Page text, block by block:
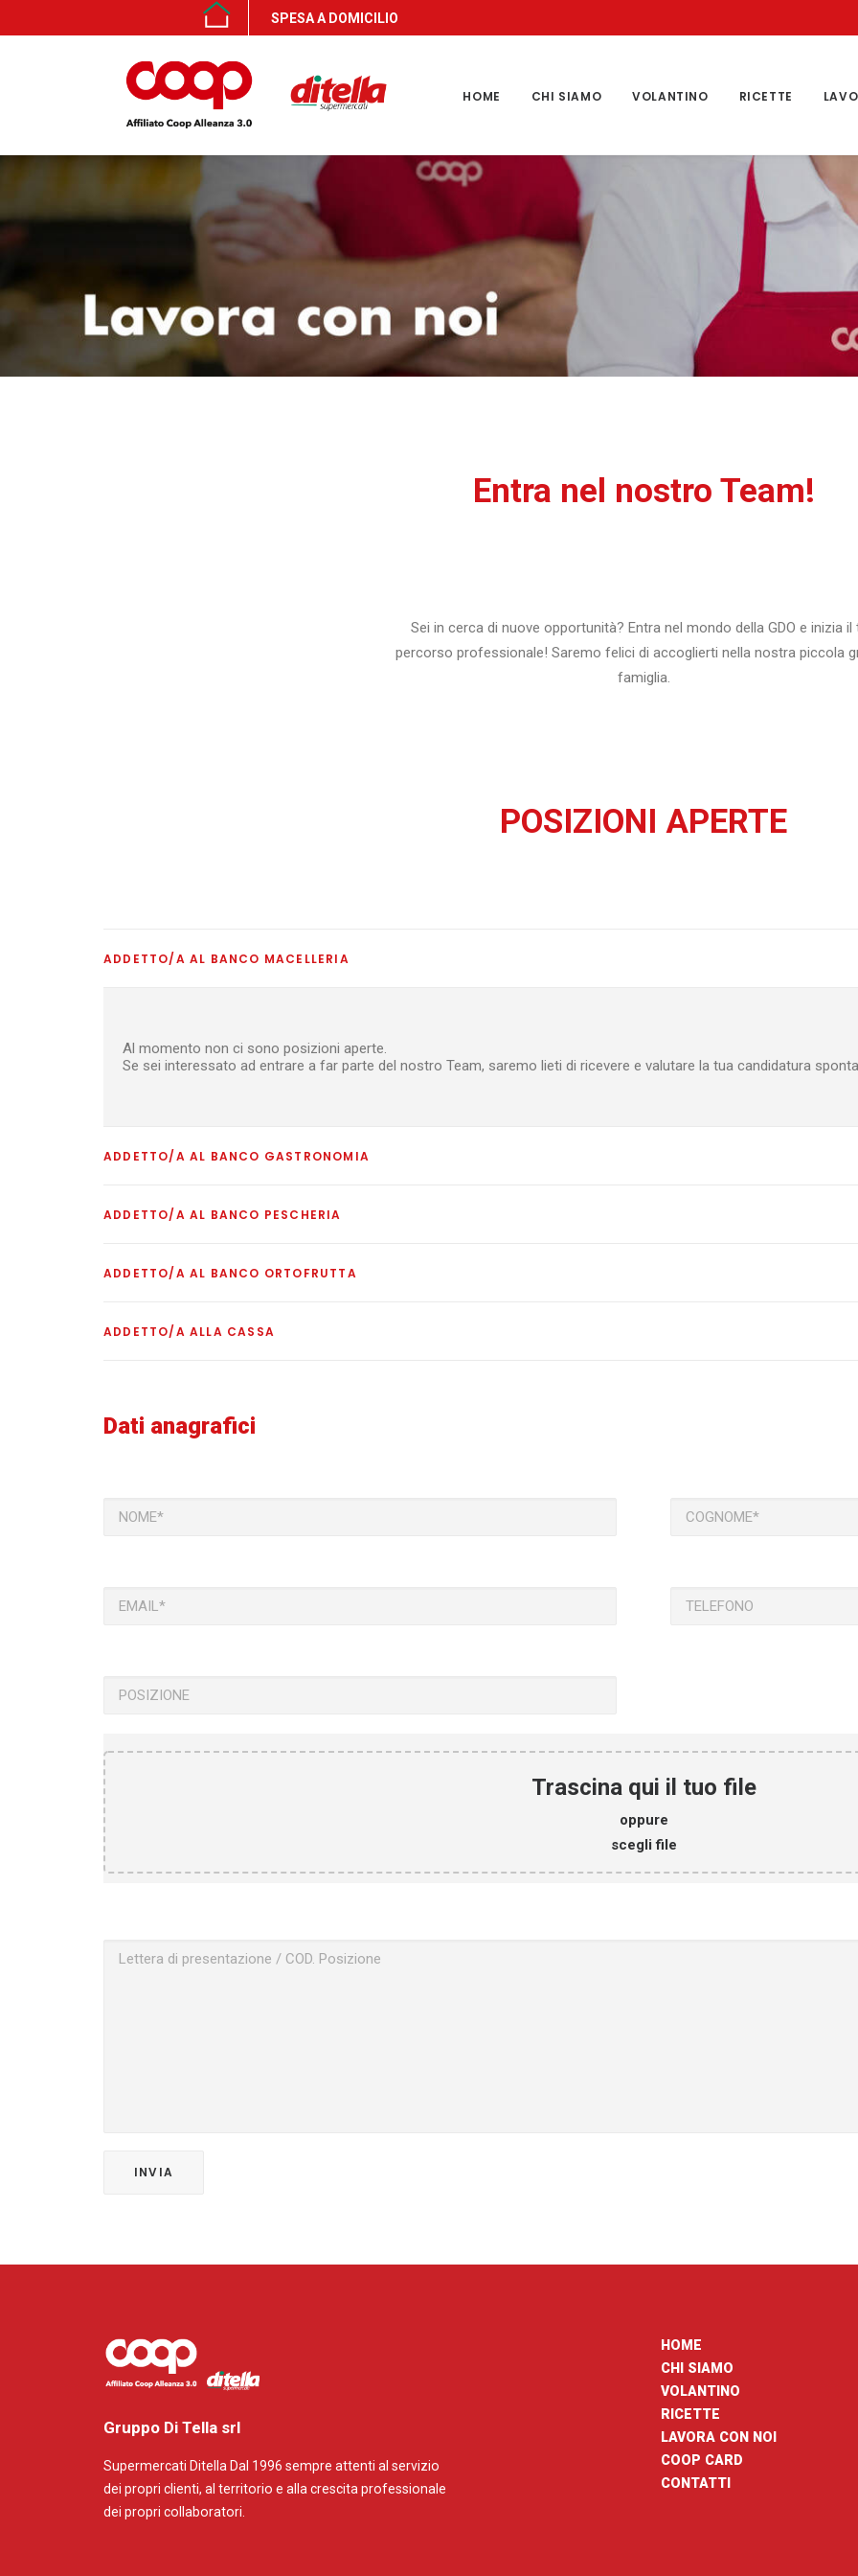
SPESA A DOMICILIO
HOME CHI SIAMO VOLANTINO RICETTE
Entra nel nostro Team!
Sei in cerca di nuove opportunità? Entra nel mondo della GDO e inizia il
percorso professionale! Saremo felici di accoglierti nella nostra piccola
famiglia.
POSIZIONI APERTE
ADDETTO/A AL BANCO MACELLERIA
Al momento non ci sono posizioni aperte.
Se sei interessato ad entrare a far parte del nostro Team, saremo lieti di ricevere e valutare la tua candidatura
ADDETTO/A AL BANCO GASTRONOMIA
ADDETTO/A AL BANCO PESCHERIA
ADDETTO/A AL BANCO ORTOFRUTTA
ADDETTO/A ALLA CASSA
Dati anagrafici
Trascina qui il tuo file
oppure
scegli file
Gruppo Di Tella srl
Supermercati Ditella Dal 1996 sempre attenti al servizio
dei propri clienti, al territorio e alla crescita professionale
dei propri collaboratori.
HOME
CHI SIAMO
VOLANTINO
RICETTE
LAVORA CON NOI
COOP CARD
CONTATTI